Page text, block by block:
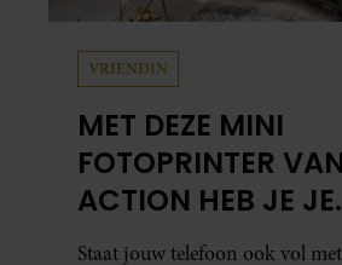
VRIENDIN
MET DEZE MINI
FOTOPRINTER
ACTION HEB JE JE
FAVORIETE
Staat jouw telefoon ook vol met